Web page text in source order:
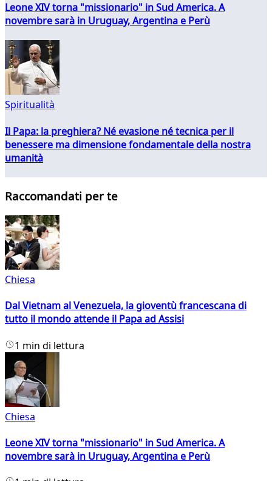
Leone XIV torna "missionario" in Sud America. A
novembre sarà in Uruguay, Argentina e Perù
Spiritualità
Il Papa: la preghiera? Né evasione né tecnica per il
benessere ma dimensione fondamentale della nostra
umanità
Raccomandati per te
Chiesa
Dal Vietnam al Venezuela, la gioventù francescana di
tutto il mondo attende il Papa ad Assisi
1 min di lettura
Chiesa
Leone XIV torna "missionario" in Sud America. A
novembre sarà in Uruguay, Argentina e Perù